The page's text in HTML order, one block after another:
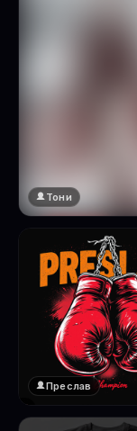
Натисни за преглед
Тони
❤️
1
Преслав